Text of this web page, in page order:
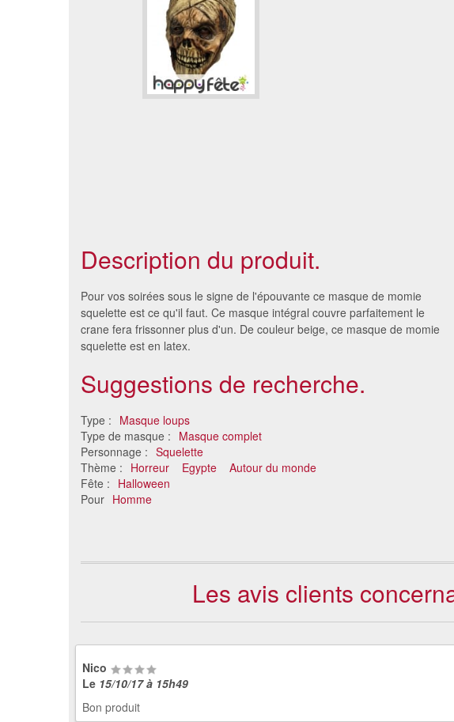
Description du produit.
Pour vos soirées sous le signe de l'épouvante ce masque de momie
squelette est ce qu'il faut. Ce masque intégral couvre parfaitement le
crane fera frissonner plus d'un. De couleur beige, ce masque de momie
squelette est en latex.
Suggestions de recherche.
Type : Masque loups
Type de masque : Masque complet
Personnage : Squelette
Thème : Horreur Egypte
Autour du monde
Fête : Halloween
Pour Homme
Masque de mort vivant,
shadows of brimstone
Les avis clients
Nico
Le 15/10/17 à 15h49
Bon produit